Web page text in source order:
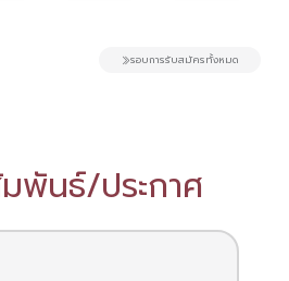
รอบการรับสมัครทั้งหมด
มพันธ์/ประกาศ